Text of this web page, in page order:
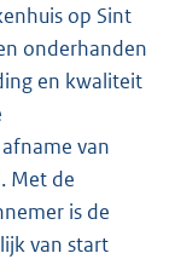
op Sint
onderhanden
en kwaliteit
van
Met de
is de
van start